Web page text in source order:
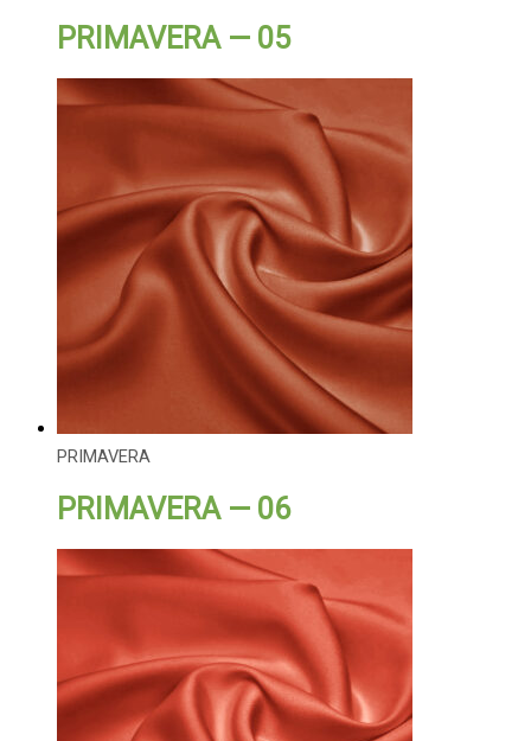
PRIMAVERA — 05
PRIMAVERA
PRIMAVERA — 06